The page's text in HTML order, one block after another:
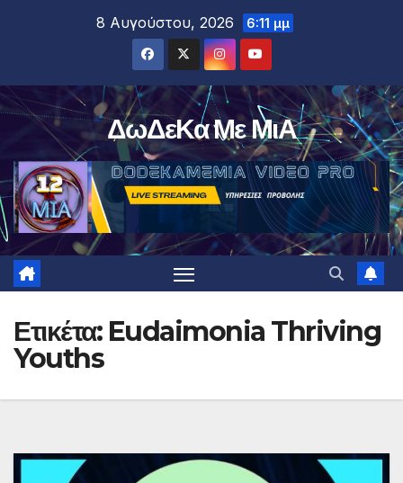
8 Αυγούστου, 2026 6:11 μμ
ΔωΔεΚα Με ΜιΑ
Ετικέτα: Eudaimonia Thriving
Youths